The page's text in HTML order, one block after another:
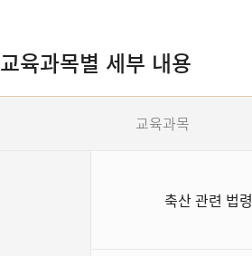
교육과목별 세부 내용
교육과목
축산 관련 법령